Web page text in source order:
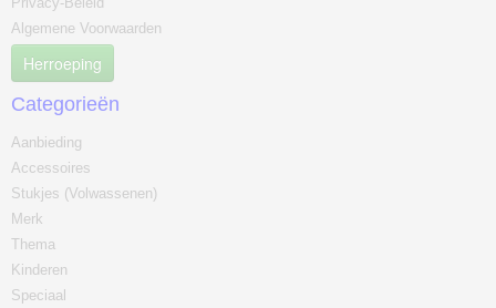
Algemene Voorwaarden
Herroeping
Categorieën
Aanbieding
Accessoires
Stukjes (Volwassenen)
Merk
Thema
Kinderen
Speciaal